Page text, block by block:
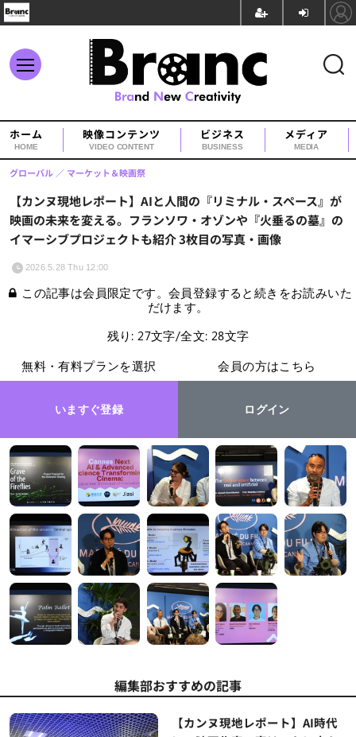
ホーム
HOME
映像コンテンツ
VIDEO CONTENT
ビジネス
BUSINESS
メディア
MEDIA
【カンヌ現地レポート】AIと人間の『リミナル・スペース』が
映画の未来を変える。フランソワ・オゾンや『火垂るの墓』の
イマーシブプロジェクトも紹介 3枚目の写真・画像
グローバル マーケット＆映画祭
2026.5.28 Thu 12:00
この記事は会員限定です。会員登録すると続きをお読みいた
だけます。
残り: 27文字/全文: 28文字
無料・有料プランを選択
いますぐ登録
会員の方はこちら
ログイン
編集部おすすめの記事
【カンヌ現地レポート】AI時代